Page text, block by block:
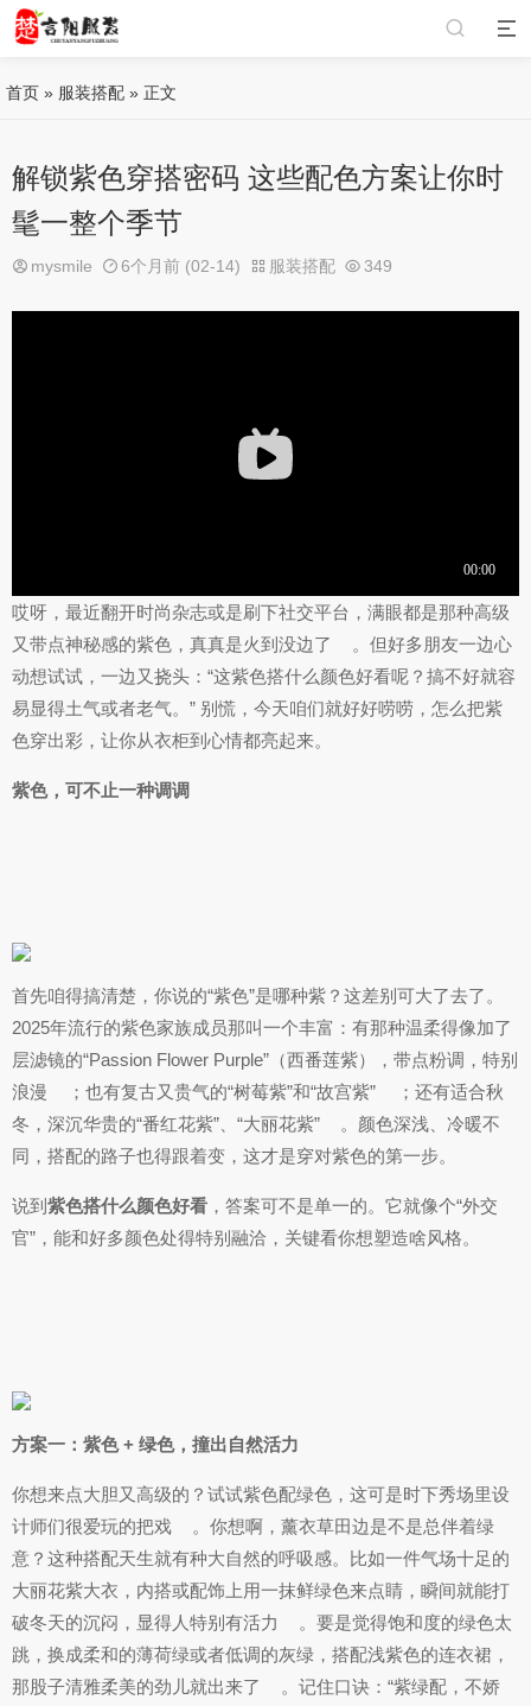
首页 » 服装搭配 » 正文
解锁紫色穿搭密码 这些配色方案让你时
髦一整个季节
mysmile 6个月前 (02-14) 服装搭配 349
哎呀，最近翻开时尚杂志或是刷下社交平台，满眼都是那种高级
又带点神秘感的紫色，真真是火到没边了
。但好多朋友一边心
动想试试，一边又挠头：“这紫色搭什么颜色好看呢？搞不好就容
易显得土气或者老气。” 别慌，今天咱们就好好唠唠，怎么把紫
色穿出彩，让你从衣柜到心情都亮起来。
紫色，可不止一种调调
首先咱得搞清楚，你说的“紫色”是哪种紫？这差别可大了去了。
2025年流行的紫色家族成员那叫一个丰富：有那种温柔得像加了
层滤镜的“Passion Flower Purple”（西番莲紫），带点粉调，特别
浪漫
；也有复古又贵气的“树莓紫”和“故宫紫”
；还有适合秋
冬，深沉华贵的“番红花紫”、“大丽花紫”
。颜色深浅、冷暖不
同，搭配的路子也得跟着变，这才是穿对紫色的第一步。
说到 紫色搭什么颜色好看 ，答案可不是单一的。它就像个“外交
官”，能和好多颜色处得特别融洽，关键看你想塑造啥风格。
方案一：紫色 + 绿色，撞出自然活力
你想来点大胆又高级的？试试紫色配绿色，这可是时下秀场里设
计师们很爱玩的把戏
。你想啊，薰衣草田边是不是总伴着绿
意？这种搭配天生就有种大自然的呼吸感。比如一件气场十足的
大丽花紫大衣，内搭或配饰上用一抹鲜绿色来点睛，瞬间就能打
破冬天的沉闷，显得人特别有活力
。要是觉得饱和度的绿色太
跳，换成柔和的薄荷绿或者低调的灰绿，搭配浅紫色的连衣裙，
那股子清雅柔美的劲儿就出来了
。记住口诀：“紫绿配，不娇